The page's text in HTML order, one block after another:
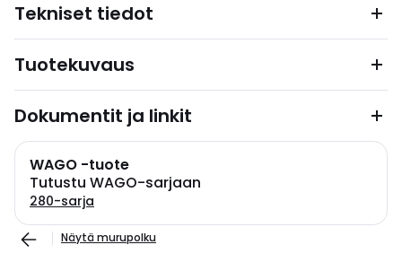
Tekniset tiedot
Tuotekuvaus
Dokumentit ja linkit
WAGO -tuote
Tutustu WAGO-sarjaan
280-sarja
Näytä murupolku